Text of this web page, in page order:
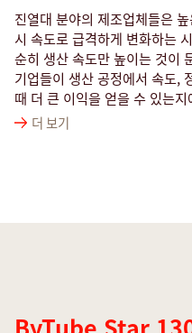
진열대 분야의 제조업체들은
시 속도로 급격하게 변화하는
순히 생산 속도만 높이는 것이
기업들이 생산 공정에서 속도,
때 더 큰 이익을 얻을 수 있는
더 보기